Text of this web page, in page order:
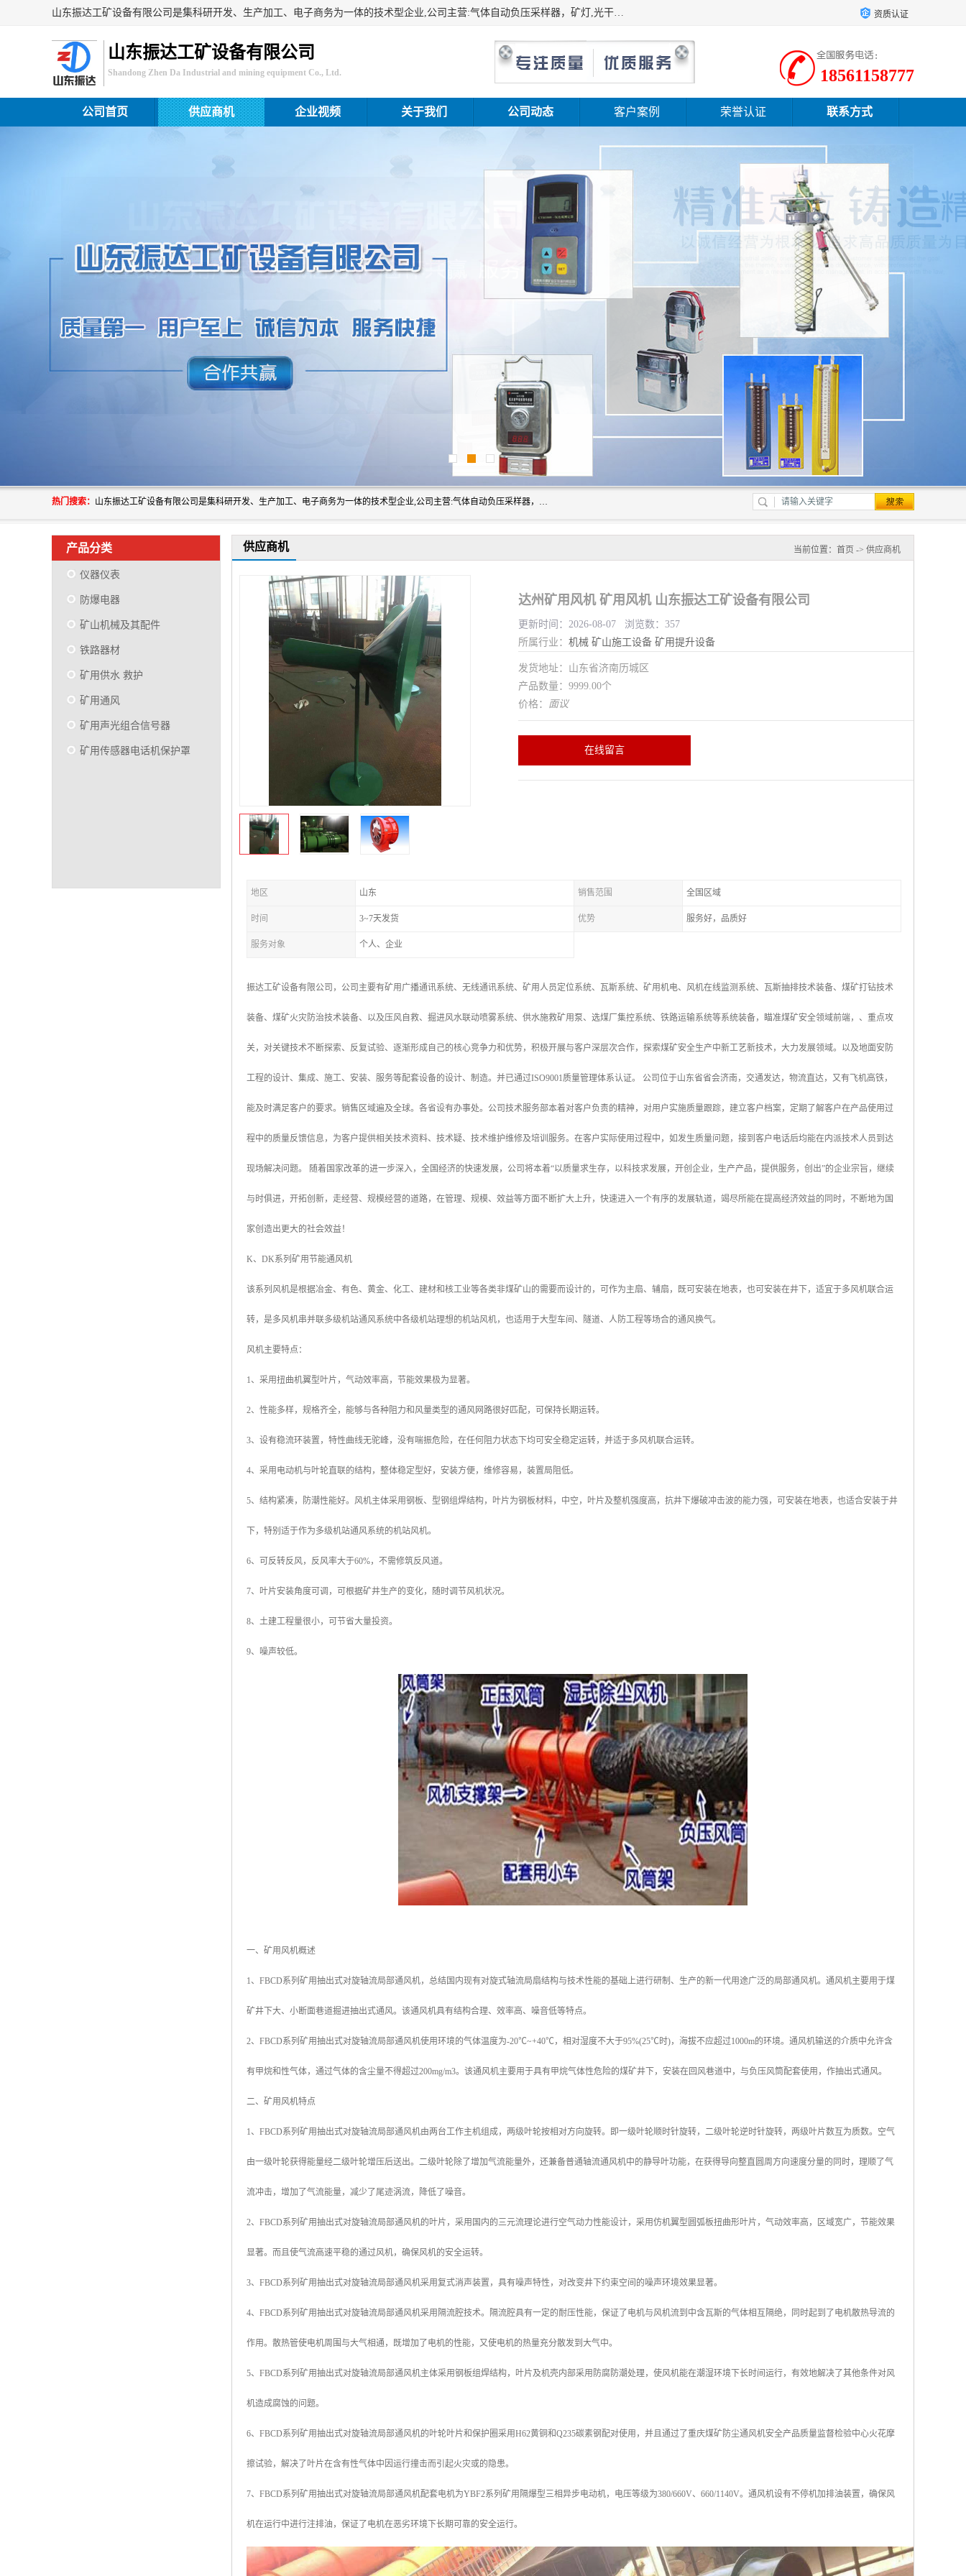
山东振达工矿设备有限公司是集科研开发、生产加工、电子商务为一体的技术型企业,公司主营:气体自动负压采样器，矿灯,光干涉甲烷测定器及其校验仪,甲烷报警仪及其校验装置,甲烷传感器校验装置,粉尘校验装置,煤尘爆炸校验装置,高压水表,三点测径规,圆型规,钢规磨耗仪,第四种检查器,内距尺,轮径尺,样板等铁路配件仪表,矿用设备等产品. 资质认证
山东振达工矿设备有限公司
Shandong Zhen Da Industrial and mining equipment Co., Ltd. 18561158777
公司首页 供应商机 企业视频 关于我们 公司动态 客户案例 荣誉认证 联系方式
热门搜索： 山东振达工矿设备有限公司是集科研开发、生产加工、电子商务为一体的技术型企业,公司主营:气体自动负压采样器，矿灯,光干涉甲烷测定器及其校验仪,甲烷报警仪及其校验装置,甲烷传感器校验装置,粉尘校验装置,煤尘爆炸校验装置,高压水表,三点测径规,圆型规,钢规磨耗仪,第四种检查器,内距尺,轮径尺,样板等铁路配件仪表,矿用设备等产品.
产品分类
仪器仪表
防爆电器
矿山机械及其配件
铁路器材
矿用供水 救护
矿用通风
矿用声光组合信号器
矿用传感器电话机保护罩
供应商机 当前位置： 首页 -> 供应商机
达州矿用风机 矿用风机 山东振达工矿设备有限公司
更新时间：2026-08-07 浏览数：357
所属行业： 机械 矿山施工设备 矿用提升设备
发货地址：山东省济南历城区
产品数量：9999.00个
价格： 面议
在线留言
地区 山东 销售范围 全国区域
时间 3~7天发货 优势 服务好，品质好
服务对象 个人、企业
振达工矿设备有限公司，公司主要有矿用广播通讯系统、无线通讯系统、矿用人员定位系统、瓦斯系统、矿用机电、风机在线监测系统、瓦斯抽排技术装备、煤矿打钻技术
装备、煤矿火灾防治技术装备、以及压风自救、掘进风水联动喷雾系统、供水施救矿用泵、选煤厂集控系统、铁路运输系统等系统装备，瞄准煤矿安全领域前端，、重点攻
关，对关键技术不断探索、反复试验、逐渐形成自己的核心竞争力和优势，积极开展与客户深层次合作，探索煤矿安全生产中新工艺新技术，大力发展领域。以及地面安防
工程的设计、集成、施工、安装、服务等配套设备的设计、制造。并已通过ISO9001质量管理体系认证。 公司位于山东省省会济南，交通发达，物流直达，又有飞机高铁，
能及时满足客户的要求。销售区域遍及全球。各省设有办事处。公司技术服务部本着对客户负责的精神，对用户实施质量跟踪，建立客户档案，定期了解客户在产品使用过
程中的质量反馈信息，为客户提供相关技术资料、技术疑、技术维护维修及培训服务。在客户实际使用过程中，如发生质量问题，接到客户电话后均能在内派技术人员到达
现场解决问题。 随着国家改革的进一步深入，全国经济的快速发展，公司将本着“以质量求生存，以科技求发展，开创企业，生产产品，提供服务，创出”的企业宗旨，继续
与时俱进，开拓创新，走经营、规模经营的道路，在管理、规模、效益等方面不断扩大上升，快速进入一个有序的发展轨道，竭尽所能在提高经济效益的同时，不断地为国
家创造出更大的社会效益！
K、DK系列矿用节能通风机
该系列风机是根据冶金、有色、黄金、化工、建材和核工业等各类非煤矿山的需要而设计的，可作为主扇、辅扇，既可安装在地表，也可安装在井下，适宜于多风机联合运
转，是多风机串并联多级机站通风系统中各级机站理想的机站风机，也适用于大型车间、隧道、人防工程等场合的通风换气。
风机主要特点：
1、采用扭曲机翼型叶片，气动效率高，节能效果极为显著。
2、性能多样，规格齐全，能够与各种阻力和风量类型的通风网路很好匹配，可保持长期运转。
3、设有稳流环装置，特性曲线无驼峰，没有喘振危险，在任何阻力状态下均可安全稳定运转，并适于多风机联合运转。
4、采用电动机与叶轮直联的结构，整体稳定型好，安装方便，维修容易，装置局阻低。
5、结构紧凑，防潮性能好。风机主体采用钢板、型钢组焊结构，叶片为钢板材料，中空，叶片及整机强度高，抗井下爆破冲击波的能力强，可安装在地表，也适合安装于井
下，特别适于作为多级机站通风系统的机站风机。
6、可反转反风，反风率大于60%，不需修筑反风道。
7、叶片安装角度可调，可根据矿井生产的变化，随时调节风机状况。
8、土建工程量很小，可节省大量投资。
9、噪声较低。
一、矿用风机概述
1、FBCD系列矿用抽出式对旋轴流局部通风机，总结国内现有对旋式轴流局扇结构与技术性能的基础上进行研制、生产的新一代用途广泛的局部通风机。通风机主要用于煤
矿井下大、小断面巷道掘进抽出式通风。该通风机具有结构合理、效率高、噪音低等特点。
2、FBCD系列矿用抽出式对旋轴流局部通风机使用环境的气体温度为-20℃~+40℃，相对湿度不大于95%(25℃时)，海拔不应超过1000m的环境。通风机输送的介质中允许含
有甲烷和性气体，通过气体的含尘量不得超过200mg/m3。该通风机主要用于具有甲烷气体性危险的煤矿井下，安装在回风巷道中，与负压风筒配套使用，作抽出式通风。
二、矿用风机特点
1、FBCD系列矿用抽出式对旋轴流局部通风机由两台工作主机组成，两级叶轮按相对方向旋转。即一级叶轮顺时针旋转，二级叶轮逆时针旋转，两级叶片数互为质数。空气
由一级叶轮获得能量经二级叶轮增压后送出。二级叶轮除了增加气流能量外，还兼备普通轴流通风机中的静导叶功能，在获得导向整直圆周方向速度分量的同时，理顺了气
流冲击，增加了气流能量，减少了尾迹涡流，降低了噪音。
2、FBCD系列矿用抽出式对旋轴流局部通风机的叶片，采用国内的三元流理论进行空气动力性能设计，采用仿机翼型圆弧板扭曲形叶片，气动效率高，区域宽广，节能效果
显著。而且使气流高速平稳的通过风机，确保风机的安全运转。
3、FBCD系列矿用抽出式对旋轴流局部通风机采用复式消声装置，具有噪声特性，对改变井下约束空间的噪声环境效果显著。
4、FBCD系列矿用抽出式对旋轴流局部通风机采用隔流腔技术。隔流腔具有一定的耐压性能，保证了电机与风机流到中含瓦斯的气体相互隔绝，同时起到了电机散热导流的
作用。散热管使电机周围与大气相通，既增加了电机的性能，又使电机的热量充分散发到大气中。
5、FBCD系列矿用抽出式对旋轴流局部通风机主体采用钢板组焊结构，叶片及机壳内部采用防腐防潮处理，使风机能在潮湿环境下长时间运行，有效地解决了其他条件对风
机造成腐蚀的问题。
6、FBCD系列矿用抽出式对旋轴流局部通风机的叶轮叶片和保护圈采用H62黄铜和Q235碳素钢配对使用，并且通过了重庆煤矿防尘通风机安全产品质量监督检验中心火花摩
擦试验，解决了叶片在含有性气体中因运行撞击而引起火灾或的隐患。
7、FBCD系列矿用抽出式对旋轴流局部通风机配套电机为YBF2系列矿用隔爆型三相异步电动机，电压等级为380/660V、660/1140V。通风机设有不停机加排油装置，确保风
机在运行中进行注排油，保证了电机在恶劣环境下长期可靠的安全运行。